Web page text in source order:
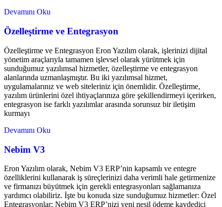
Devamını Oku
Özelleştirme ve Entegrasyon
Özelleştirme ve Entegrasyon Eron Yazılım olarak, işlerinizi dijital
yönetim araçlarıyla tamamen işlevsel olarak yürütmek için
sunduğumuz yazılımsal hizmetler, özelleştirme ve entegrasyon
alanlarında uzmanlaşmıştır. Bu iki yazılımsal hizmet,
uygulamalarınız ve web siteleriniz için önemlidir. Özelleştirme,
yazılım ürünlerini özel ihtiyaçlarınıza göre şekillendirmeyi içerirken,
entegrasyon ise farklı yazılımlar arasında sorunsuz bir iletişim
kurmayı
Devamını Oku
Nebim V3
Eron Yazılım olarak, Nebim V3 ERP’nin kapsamlı ve entegre
özelliklerini kullanarak iş süreçlerinizi daha verimli hale getirmenize
ve firmanızı büyütmek için gerekli entegrasyonları sağlamanıza
yardımcı olabiliriz. İşte bu konuda size sunduğumuz hizmetler: Özel
Entegrasyonlar: Nebim V3 ERP’nizi yeni nesil ödeme kaydedici